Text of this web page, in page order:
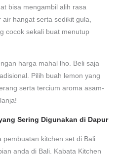
bisa mengambil alih rasa
hangat serta sedikit gula,
cocok sekali buat menutup
harga mahal lho. Beli saja
Pilih buah lemon yang
serta tercium aroma asam-
Sering Digunakan di Dapur
pembuatan kitchen set di Bali
anda di Bali. Kabata Kitchen